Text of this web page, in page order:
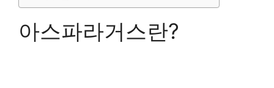
아스파라거스란?